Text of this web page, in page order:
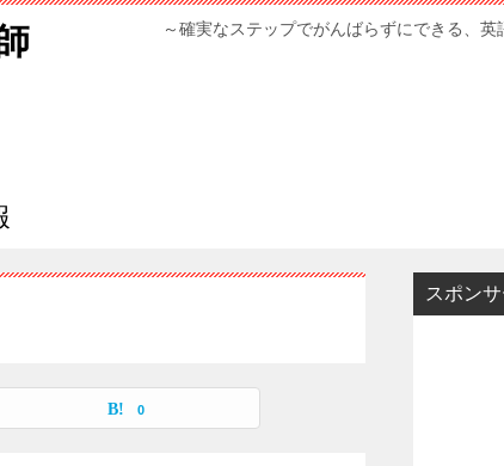
～確実なステップでがんばらずにできる、
0
スポン